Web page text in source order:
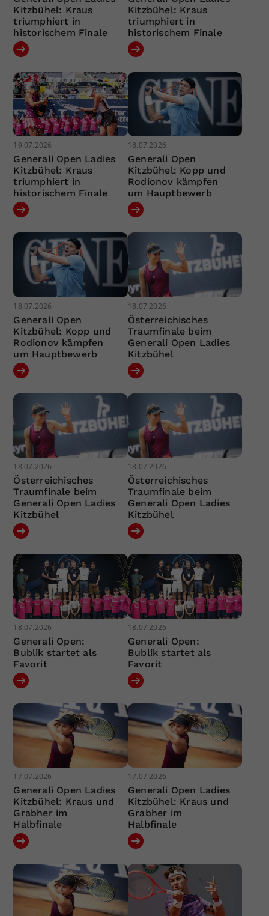
Kitzbühel: Kraus
triumphiert in
historischem Finale
Kitzbühel: Kraus
triumphiert in
historischem Finale
19.07.2026
Generali Open Ladies
Kitzbühel: Kraus
triumphiert in
historischem Finale
18.07.2026
Generali Open
Kitzbühel: Kopp und
Rodionov kämpfen
um Hauptbewerb
18.07.2026
Generali Open
Kitzbühel: Kopp und
Rodionov kämpfen
um Hauptbewerb
18.07.2026
Österreichisches
Traumfinale beim
Generali Open Ladies
Kitzbühel
18.07.2026
Österreichisches
Traumfinale beim
Generali Open Ladies
Kitzbühel
18.07.2026
Österreichisches
Traumfinale beim
Generali Open Ladies
Kitzbühel
18.07.2026
Generali Open:
Bublik startet als
Favorit
18.07.2026
Generali Open:
Bublik startet als
Favorit
17.07.2026
Generali Open Ladies
Kitzbühel: Kraus und
Grabher im
Halbfinale
17.07.2026
Generali Open Ladies
Kitzbühel: Kraus und
Grabher im
Halbfinale